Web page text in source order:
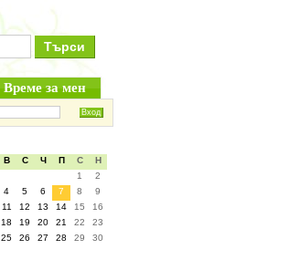
Време за мен
В С Ч П С
Н
1
2
4 5 6 7 8
9
11 12 13 14 15
16
18 19 20 21 22
23
25 26 27 28 29
30